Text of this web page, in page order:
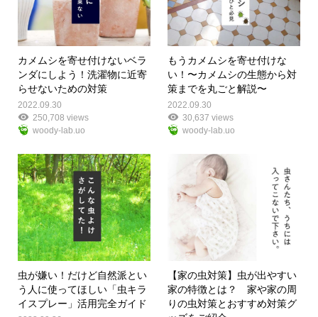
カメムシを寄せ付けないベラ
ンダにしよう！洗濯物に近寄
らせないための対策
2022.09.30
250,708 views
woody-lab.uo
もうカメムシを寄せ付けな
い！〜カメムシの生態から対
策までを丸ごと解説〜
2022.09.30
30,637 views
woody-lab.uo
虫が嫌い！だけど自然派とい
う人に使ってほしい「虫キラ
イスプレー」活用完全ガイド
【家の虫対策】虫が出やすい
家の特徴とは？ 家や家の周
りの虫対策とおすすめ対策グ